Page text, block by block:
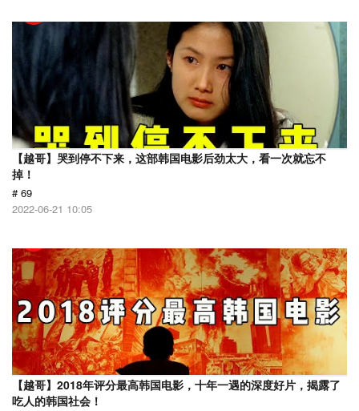
【越哥】哭到停不下来，这部韩国电影后劲太大，看一次就忘不
掉！
# 69
2022-06-21 10:05
【越哥】2018年评分最高韩国电影，十年一遇的深度好片，揭露了
吃人的韩国社会！